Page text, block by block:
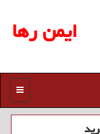
ایمن رها
منو